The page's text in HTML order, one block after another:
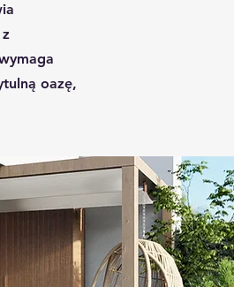
oazę,